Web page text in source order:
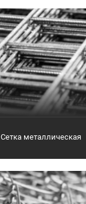
Сетка металлическая